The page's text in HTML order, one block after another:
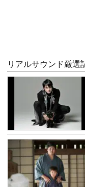
リアルサウンド厳選